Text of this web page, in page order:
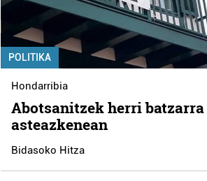
POLITIKA
Hondarribia
Abotsanitzek herri batzarra
asteazkenean
Bidasoko Hitza